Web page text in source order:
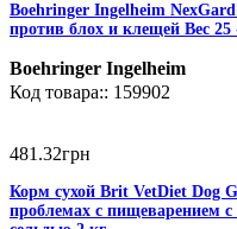
Boehringer Ingelheim
против блох и клещей Вес 25
Boehringer Ingelheim
159902
481 .32грн
Корм сухой Brit VetDiet Dog
проблемах с пищеварением